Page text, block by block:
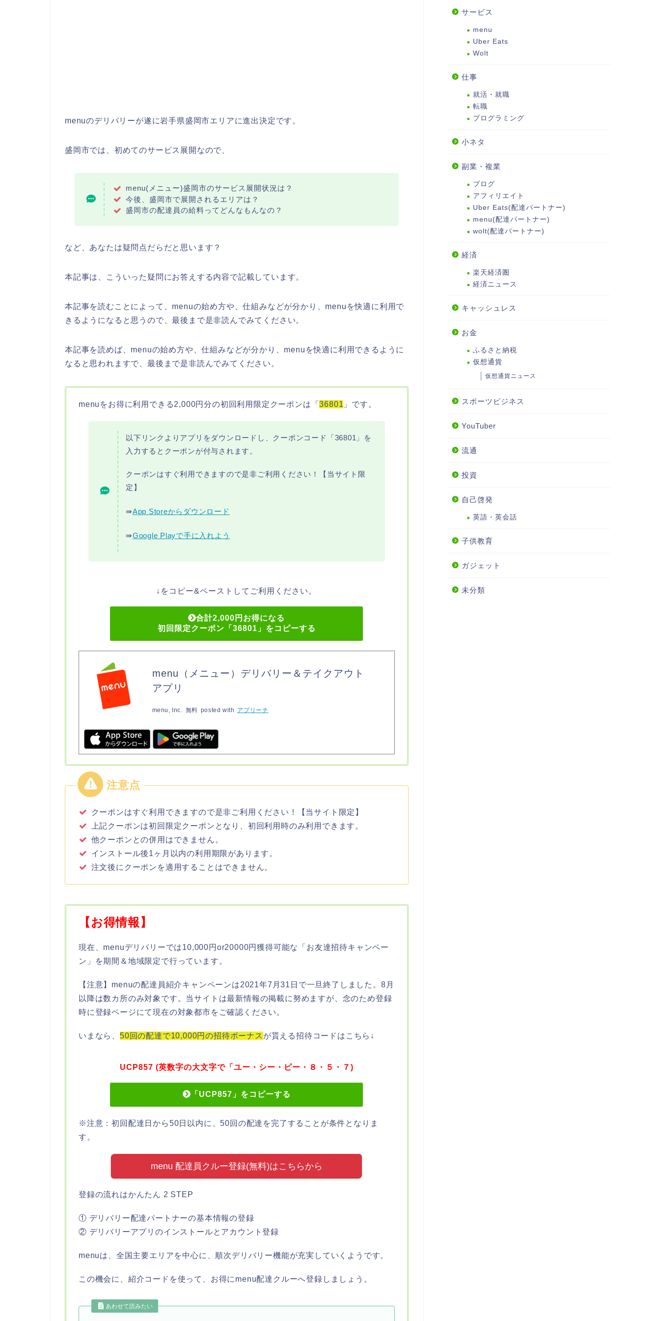
menuのデリバリーが遂に岩手県盛岡市エリアに進出決定です。
盛岡市では、初めてのサービス展開なので、
menu(メニュー)盛岡市のサービス展開状況は？
今後、盛岡市で展開されるエリアは？
盛岡市の配達員の給料ってどんなもんなの？
など、あなたは疑問点だらだと思います？
本記事は、こういった疑問にお答えする内容で記載しています。
本記事を読むことによって、menuの始め方や、仕組みなどが分かり、menuを快適に利用で
きるようになると思うので、最後まで是非読んでみてください。
本記事を読めば、menuの始め方や、仕組みなどが分かり、menuを快適に利用できるように
なると思われますで、最後まで是非読んでみてください。
menuをお得に利用できる2,000円分の初回利用限定クーポンは「36801 」です。
以下リンクよりアプリをダウンロードし、クーポンコード「36801」を
入力するとクーポンが付与されます。
クーポンはすぐ利用できますので是非ご利用ください！【当サイト限
定】
⇛App Storeからダウンロード
⇛Google Playで手に入れよう
↓をコピー&ペーストしてご利用ください。
合計2,000円お得になる
初回限定クーポン「36801」をコピーする
menu（メニュー）デリバリー＆テイクアウト
アプリ
menu, Inc. 無料 posted with アプリーチ
クーポンはすぐ利用できますので是非ご利用ください！【当サイト限定】
上記クーポンは初回限定クーポンとなり、初回利用時のみ利用できます。
他クーポンとの併用はできません。
インストール後1ヶ月以内の利用期限があります。
注文後にクーポンを適用することはできません。
【お得情報】
現在、menuデリバリーでは10,000円or20000円獲得可能な「お友達招待キャンペー
ン」を期間＆地域限定で行っています。
【注意】menuの配達員紹介キャンペーンは2021年7月31日で一旦終了しました。8月
以降は数カ所のみ対象です。当サイトは最新情報の掲載に努めますが、念のため登録
時に登録ページにて現在の対象都市をご確認ください。
いまなら、 50回の配達で10,000円の招待ボーナス が貰える招待コードはこちら↓
UCP857 (英数字の大文字で「ユー・シー・ピー・８・５・７)
「UCP857」をコピーする
※注意：初回配達日から50日以内に、50回の配達を完了することが条件となりま
す。
menu 配達員クルー登録(無料)はこちらから
登録の流れはかんたん 2 STEP
① デリバリー配達パートナーの基本情報の登録
② デリバリーアプリのインストールとアカウント登録
menuは、全国主要エリアを中心に、順次デリバリー機能が充実していくようです。
この機会に、紹介コードを使って、お得にmenu配達クルーへ登録しましょう。
あわせて読みたい
サービス
menu
Uber Eats
Wolt
仕事
就活・就職
転職
プログラミング
小ネタ
副業・複業
ブログ
アフィリエイト
Uber Eats(配達パートナー)
menu(配達パートナー)
wolt(配達パートナー)
経済
楽天経済圏
経済ニュース
キャッシュレス
お金
ふるさと納税
仮想通貨
仮想通貨ニュース
スポーツビジネス
YouTuber
流通
投資
自己啓発
英語・英会話
子供教育
ガジェット
未分類